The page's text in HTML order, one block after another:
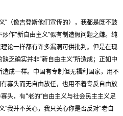
”（像吉登斯他们宣传的），我都是既不鼓
作“新自由主义”似有制造假问题之嫌。纯
论一样都有许多漏洞可供批判。但是在现
乏确实并非“新自由主义”所造成；正如中
成一样。中国有专制但无福利国家，用不
寡头而无自由放任，也用不着专反自由放
头，有“老的”自由主义与社会民主主义足
”我并不关心，我只关心你是否反对“老自